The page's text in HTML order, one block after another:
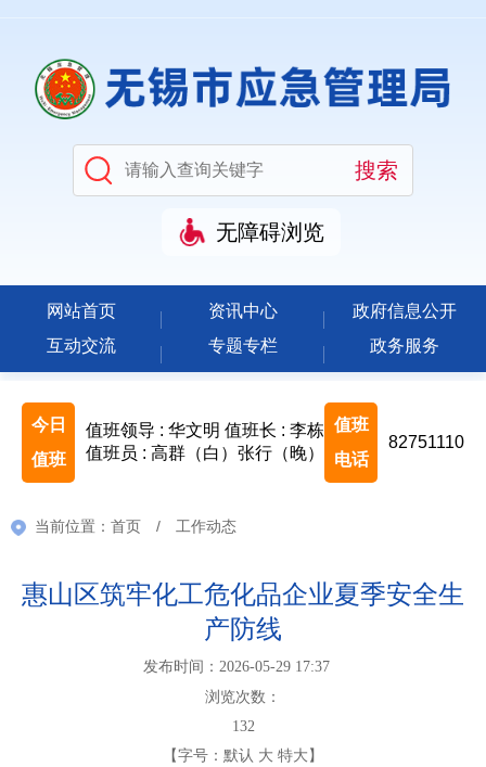
无障碍浏览
网站首页 资讯中心
政府信息公开
互动交流
专题专栏 政务服务
今日
值班
值班领导 : 华文明 值班长 : 李栋
值班员 : 高群（白）张行（晚）
值班
电话
82751110
当前位置： 首页 / 工作动态
惠山区筑牢化工危化品企业夏季安全生
产防线
发布时间：2026-05-29 17:37
浏览次数：
132
【字号： 默认 大 特大 】